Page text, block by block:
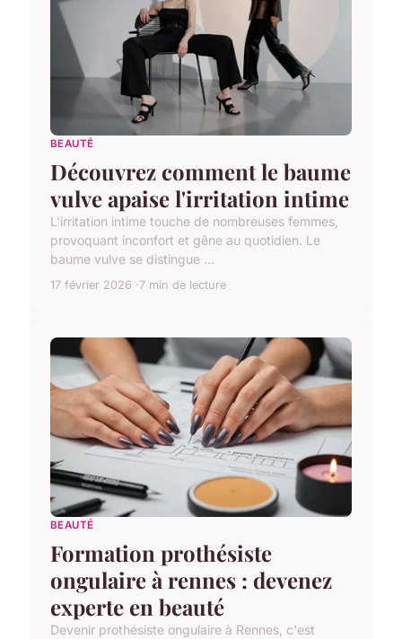
BEAUTÉ
Découvrez comment le baume
vulve apaise l'irritation intime
L'irritation intime touche de nombreuses femmes,
provoquant inconfort et gêne au quotidien. Le
baume vulve se distingue ...
17 février 2026 7 min de lecture
BEAUTÉ
Formation prothésiste
ongulaire à rennes : devenez
experte en beauté
Devenir prothésiste ongulaire à Rennes, c'est